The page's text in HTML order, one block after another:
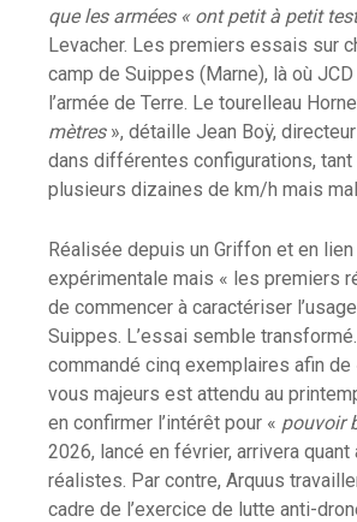
que les armées « ont petit à petit
Levacher. Les premiers essais sur
camp de Suippes (Marne), là où
l’armée de Terre. Le tourelleau
mètres», détaille Jean Boÿ,
dans différentes configurations,
plusieurs dizaines de km/h mais
Réalisée depuis un Griffon et en
expérimentale mais « les premiers
de commencer à caractériser
Suippes. L’essai semble
commandé cinq exemplaires afin de
vous majeurs est attendu au
en confirmer l’intérêt pour « pouvoir
2026, lancé en février, arrivera
réalistes. Par contre, Arquus
cadre de l’exercice de lutte anti-